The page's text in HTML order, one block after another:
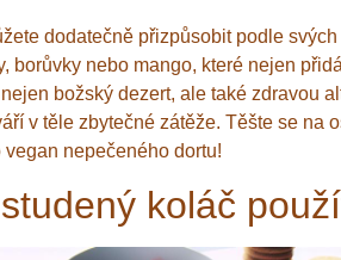
dodatečně přizpůsobit podle
borůvky nebo mango, které nejen
božský dezert, ale také zdravou
v těle zbytečné zátěže. Těšte se na
nepečeného dortu!
koláč